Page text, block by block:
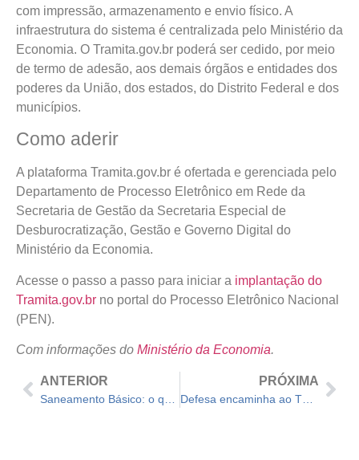
com impressão, armazenamento e envio físico. A
infraestrutura do sistema é centralizada pelo Ministério da
Economia. O Tramita.gov.br poderá ser cedido, por meio
de termo de adesão, aos demais órgãos e entidades dos
poderes da União, dos estados, do Distrito Federal e dos
municípios.
Como aderir
A plataforma Tramita.gov.br é ofertada e gerenciada pelo
Departamento de Processo Eletrônico em Rede da
Secretaria de Gestão da Secretaria Especial de
Desburocratização, Gestão e Governo Digital do
Ministério da Economia.
Acesse o passo a passo para iniciar a implantação do
Tramita.gov.br no portal do Processo Eletrônico Nacional
(PEN).
Com informações do Ministério da Economia.
ANTERIOR PRÓXIMA
Defesa encaminha ao TSE relatório de fiscalização do sistema eletrônico de votação